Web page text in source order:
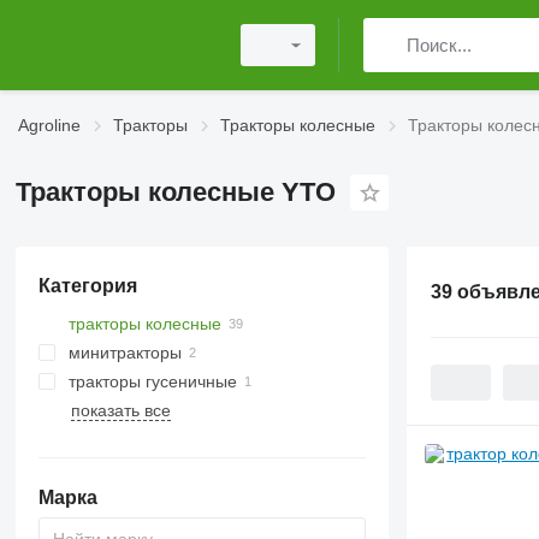
Agroline Тракторы Тракторы колесные Тракторы
Тракторы колесные YTO
Категория
тракторы колесные
минитракторы
тракторы гусеничные
показать все
Марка
39